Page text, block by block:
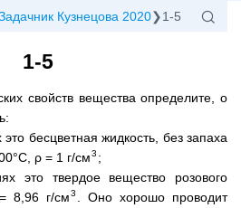
Кузнецова 2020 1-5
1-5
свойств вещества определите, о
бесцветная жидкость, без запаха
ρ = 1 г/см3 ;
это твердое вещество розового
8,96 г/см3
. Оно хорошо проводит